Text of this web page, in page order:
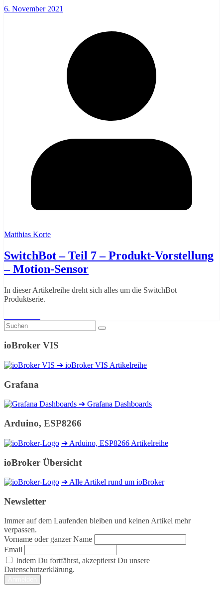
6. November 2021
Matthias Korte
SwitchBot – Teil 7 – Produkt-Vorstellung
– Motion-Sensor
In dieser Artikelreihe dreht sich alles um die SwitchBot
Produktserie.
ioBroker VIS
➔ ioBroker VIS Artikelreihe
Grafana
➔ Grafana Dashboards
Arduino, ESP8266
➔ Arduino, ESP8266 Artikelreihe
ioBroker Übersicht
➔ Alle Artikel rund um ioBroker
Newsletter
Immer auf dem Laufenden bleiben und keinen Artikel mehr
verpassen.
Vorname oder ganzer Name
Email
Indem Du fortfährst, akzeptierst Du unsere
Datenschutzerklärung.